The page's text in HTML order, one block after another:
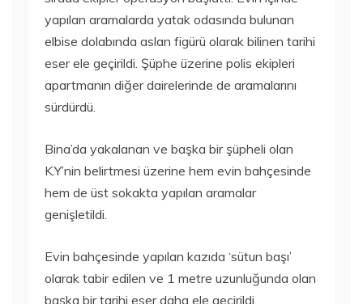
yapılan aramalarda yatak odasında bulunan
elbise dolabında aslan figürü olarak bilinen tarihi
eser ele geçirildi. Şüphe üzerine polis ekipleri
apartmanın diğer dairelerinde de aramalarını
sürdürdü.
Bina’da yakalanan ve başka bir şüpheli olan
K.Y’nin belirtmesi üzerine hem evin bahçesinde
hem de üst sokakta yapılan aramalar
genişletildi.
Evin bahçesinde yapılan kazıda ‘sütun başı’
olarak tabir edilen ve 1 metre uzunluğunda olan
başka bir tarihi eser daha ele geçirildi.